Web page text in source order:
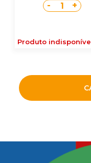
- 1 +
Produto